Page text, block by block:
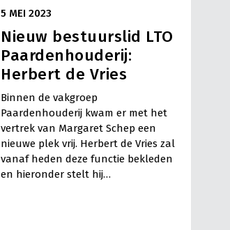
5 MEI 2023
Nieuw bestuurslid LTO
Paardenhouderij:
Herbert de Vries
Binnen de vakgroep
Paardenhouderij kwam er met het
vertrek van Margaret Schep een
nieuwe plek vrij. Herbert de Vries zal
vanaf heden deze functie bekleden
en hieronder stelt hij…